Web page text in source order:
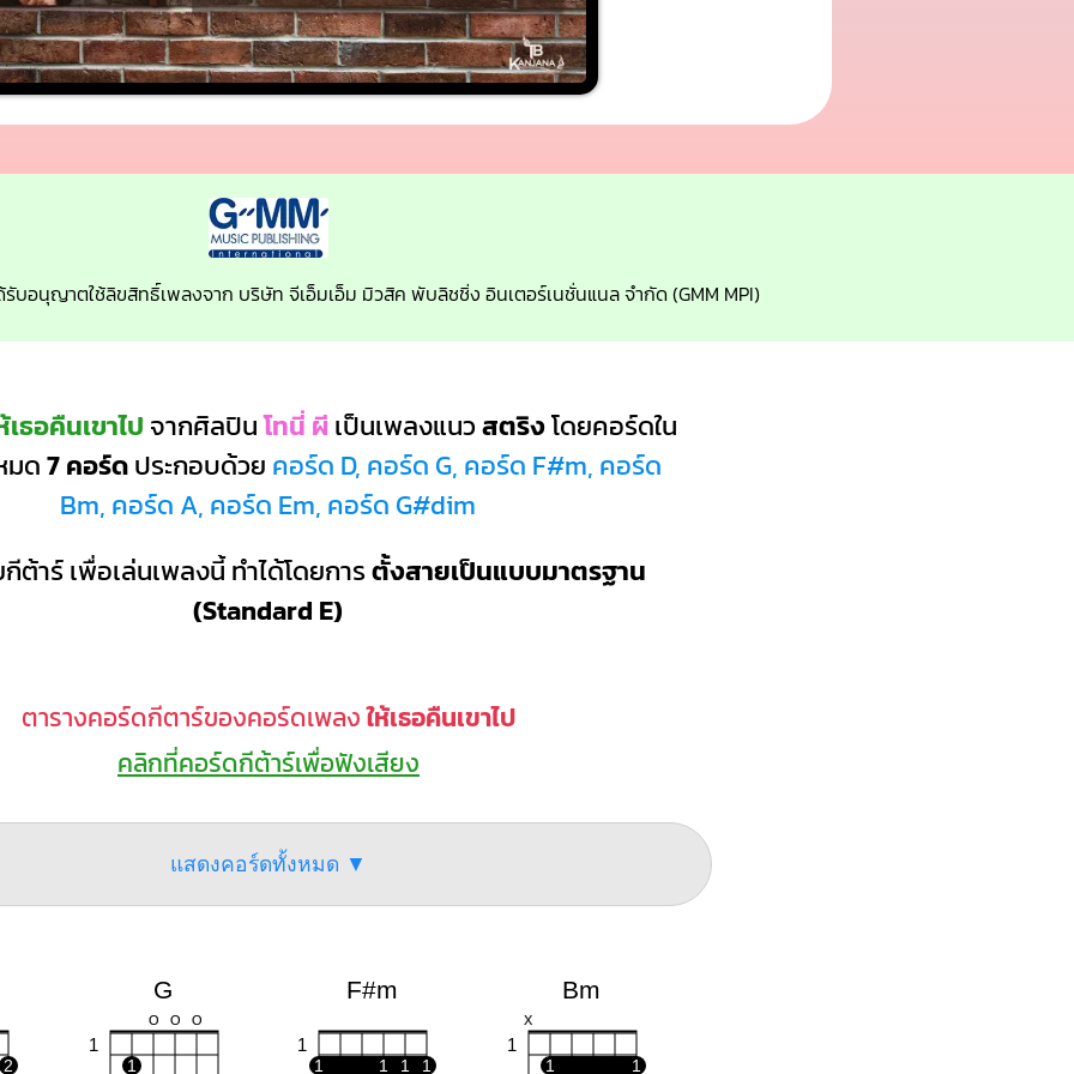
บอนุญาตใช้ลิขสิทธิ์เพลงจาก บริษัท จีเอ็มเอ็ม มิวสิค พับลิชชิ่ง อินเตอร์เนชั่นแนล จำกัด (GMM MPI)
ธอคืนเขาไป จากศิลปินโทนี่ ผี เป็นเพลงแนวสตริงโดยคอร์ดใน
มด7 คอร์ดประกอบด้วย คอร์ด D, คอร์ด G, คอร์ด F#m, คอร์ด
Bm, คอร์ด A, คอร์ด Em, คอร์ด G#dim
ต้าร์ เพื่อเล่นเพลงนี้ ทำได้โดยการตั้งสายเป็นแบบมาตรฐาน
(Standard E)
ตารางคอร์ดกีตาร์ของคอร์ดเพลงให้เธอคืนเขาไป
คลิกที่คอร์ดกีต้าร์เพื่อฟังเสียง
แสดงคอร์ดทั้งหมด ▼
2
G
O O O
1
1
F#m
1
1 1 1 1
Bm
X
1
1
1